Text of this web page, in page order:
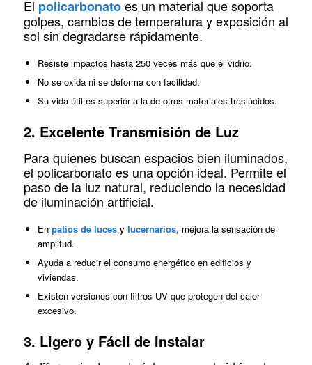
El policarbonatoes un material que soporta
golpes, cambios de temperatura y exposición al
sol sin degradarse rápidamente.
Resiste impactos hasta 250 veces más que el vidrio.
No se oxida ni se deforma con facilidad.
Su vida útil es superior a la de otros materiales traslúcidos.
2. Excelente Transmisión de Luz
Para quienes buscan espacios bien iluminados,
el policarbonato es una opción ideal. Permite el
paso de la luz natural, reduciendo la necesidad
de iluminación artificial.
En patios de lucesy lucernarios, mejora la sensación de
amplitud.
Ayuda a reducir el consumo energético en edificios y
viviendas.
Existen versiones con filtros UV que protegen del calor
excesivo.
3. Ligero y Fácil de Instalar